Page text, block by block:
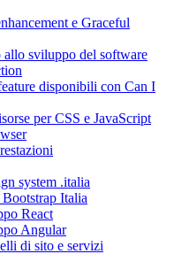
e Graceful
sviluppo del software
disponibili con Can I
per CSS e JavaScript
system .italia
Italia
React
Angular
di sito e servizi